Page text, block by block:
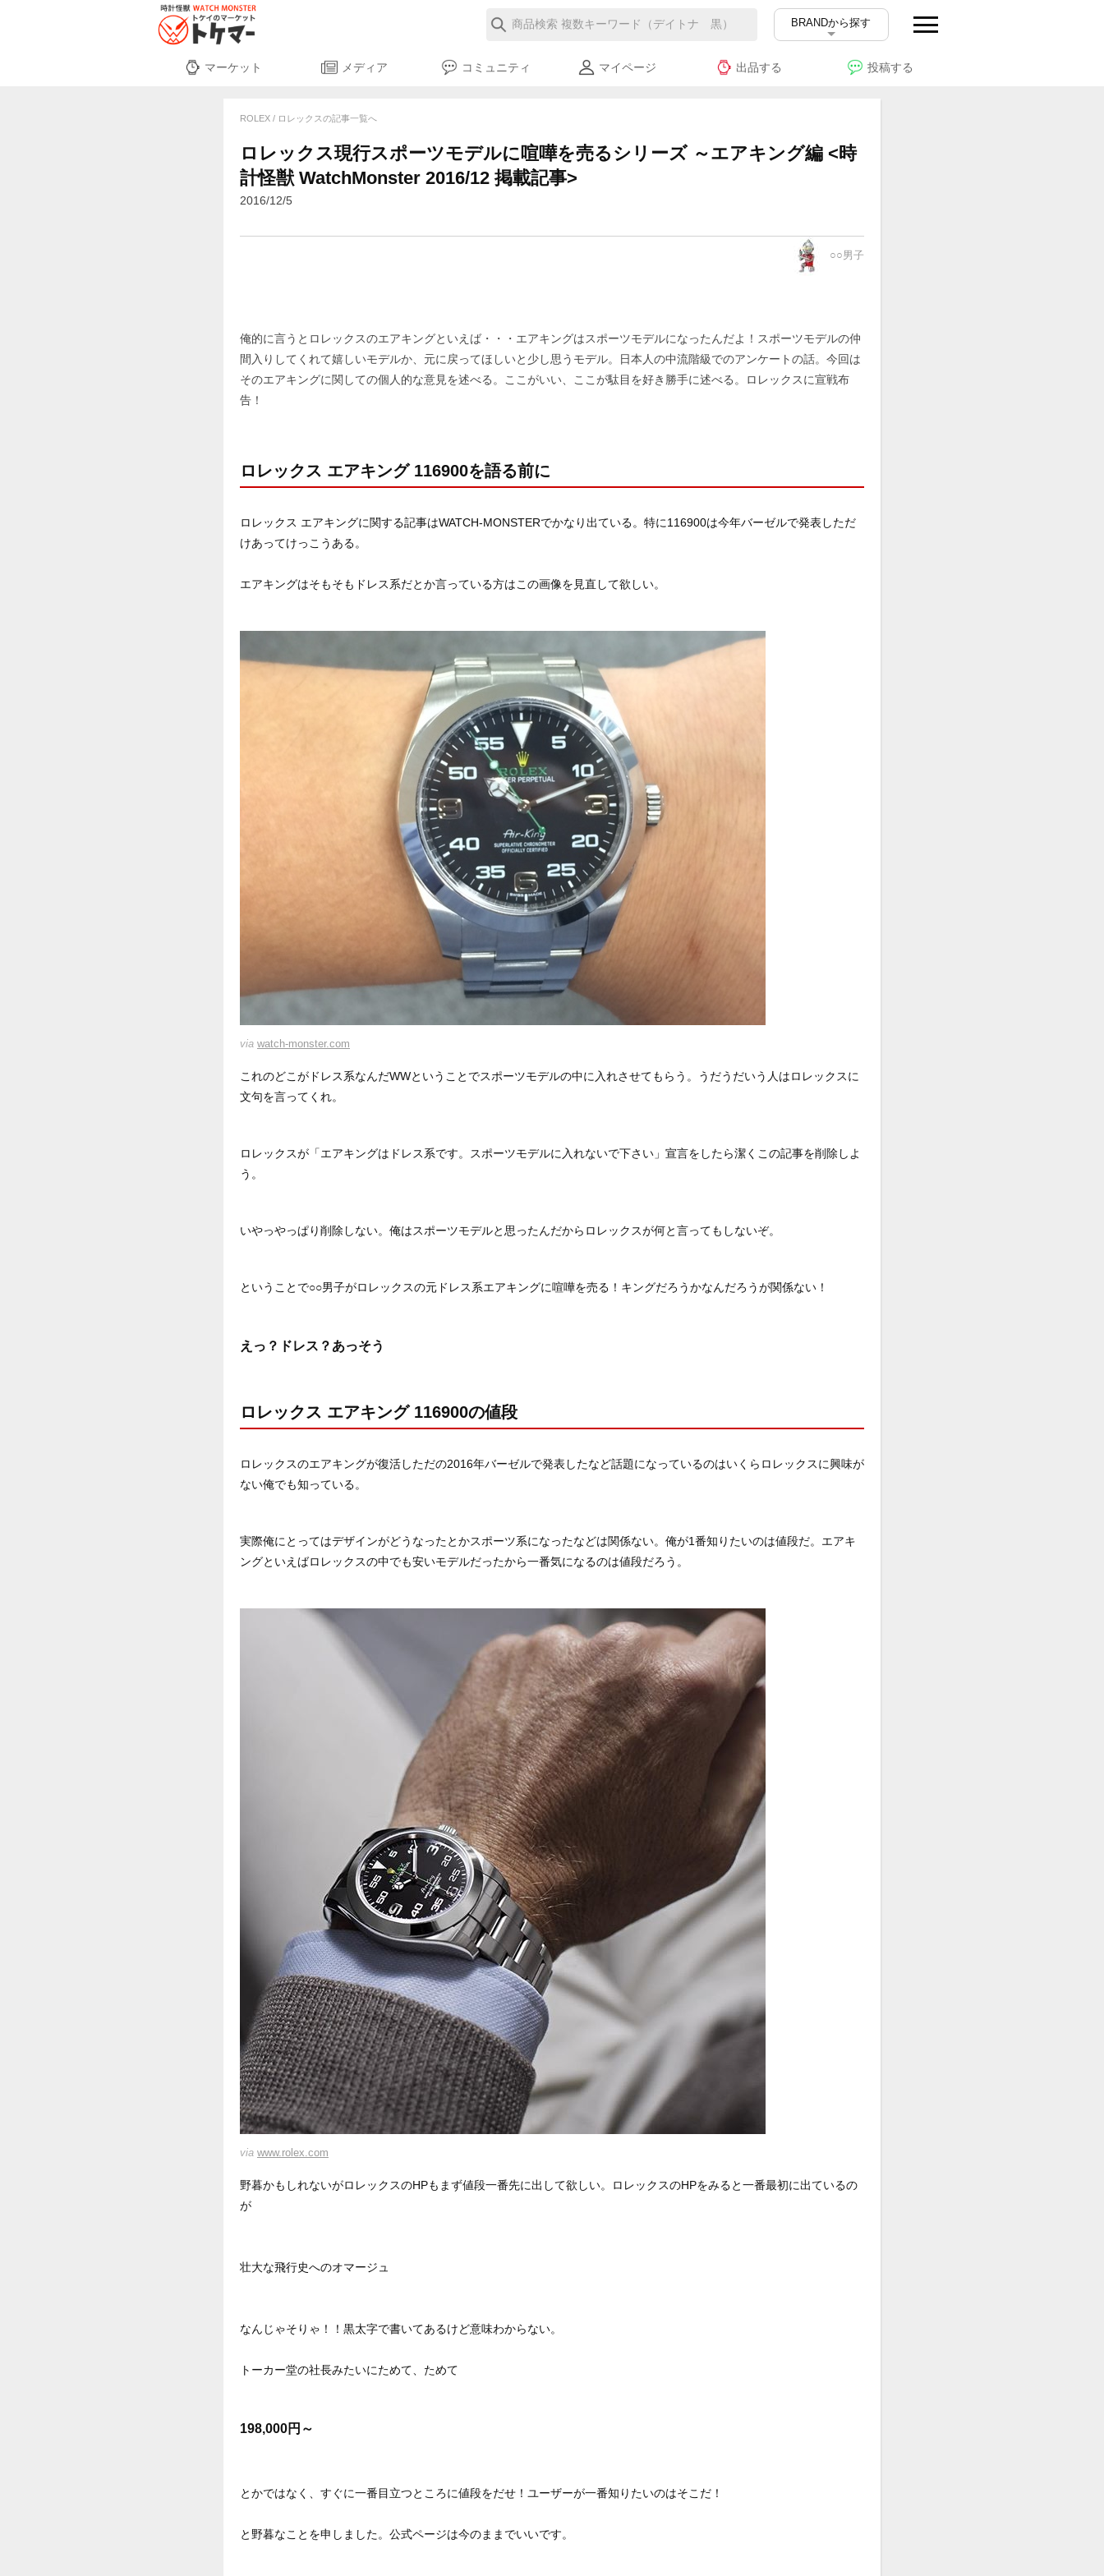
BRANDから探す
マーケット メディア コミュニティ マイページ 出品する 投稿する
ROLEX / ロレックスの記事一覧へ
ロレックス現行スポーツモデルに喧嘩を売るシリーズ ～エアキング編 <時
計怪獣 WatchMonster 2016/12 掲載記事>
2016/12/5
○○男子
俺的に言うとロレックスのエアキングといえば・・・エアキングはスポーツモデルになったんだよ！スポーツモデルの仲
間入りしてくれて嬉しいモデルか、元に戻ってほしいと少し思うモデル。日本人の中流階級でのアンケートの話。今回は
そのエアキングに関しての個人的な意見を述べる。ここがいい、ここが駄目を好き勝手に述べる。ロレックスに宣戦布
告！
ロレックス エアキング 116900を語る前に
ロレックス エアキングに関する記事はWATCH-MONSTERでかなり出ている。特に116900は今年バーゼルで発表しただ
けあってけっこうある。
エアキングはそもそもドレス系だとか言っている方はこの画像を見直して欲しい。
via watch-monster.com
これのどこがドレス系なんだWWということでスポーツモデルの中に入れさせてもらう。うだうだいう人はロレックスに
文句を言ってくれ。
ロレックスが「エアキングはドレス系です。スポーツモデルに入れないで下さい」宣言をしたら潔くこの記事を削除しよ
う。
いやっやっぱり削除しない。俺はスポーツモデルと思ったんだからロレックスが何と言ってもしないぞ。
ということで○○男子がロレックスの元ドレス系エアキングに喧嘩を売る！キングだろうかなんだろうが関係ない！
えっ？ドレス？あっそう
ロレックス エアキング 116900の値段
ロレックスのエアキングが復活しただの2016年バーゼルで発表したなど話題になっているのはいくらロレックスに興味が
ない俺でも知っている。
実際俺にとってはデザインがどうなったとかスポーツ系になったなどは関係ない。俺が1番知りたいのは値段だ。エアキ
ングといえばロレックスの中でも安いモデルだったから一番気になるのは値段だろう。
via www.rolex.com
野暮かもしれないがロレックスのHPもまず値段一番先に出して欲しい。ロレックスのHPをみると一番最初に出ているの
が
壮大な飛行史へのオマージュ
なんじゃそりゃ！！黒太字で書いてあるけど意味わからない。
トーカー堂の社長みたいにためて、ためて
198,000円～
とかではなく、すぐに一番目立つところに値段をだせ！ユーザーが一番知りたいのはそこだ！
と野暮なことを申しました。公式ページは今のままでいいです。